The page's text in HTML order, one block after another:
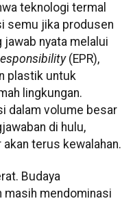
teknologi termal
semu jika produsen
nyata melalui
(EPR),
plastik untuk
lingkungan.
dalam volume besar
di hulu,
terus kewalahan.
Budaya
masih mendominasi